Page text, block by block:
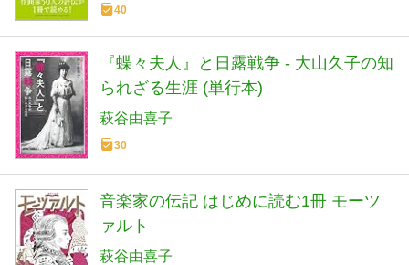
40
『蝶々夫人』と日露戦争 - 大山久子の知
られざる生涯 (単行本)
萩谷由喜子
30
音楽家の伝記 はじめに読む1冊 モーツ
ァルト
萩谷由喜子